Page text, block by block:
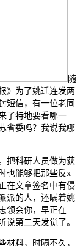
随
》为了姚迁连发两
短信，有一位老同
了特地要看哪一
省委吗？我说我哪
科研人员做为获
也能够把那些反x
在文章签名中有侵
派的人，还瞒着姚
领会你，早正在
说第二天发觉了。
料，时隔不久，